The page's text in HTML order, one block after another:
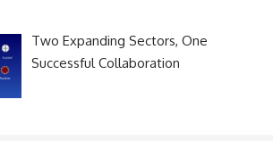
Two Expanding Sectors, One
Successful Collaboration